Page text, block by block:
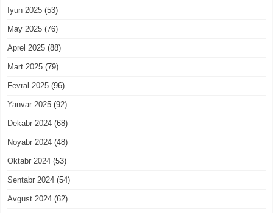
Iyun 2025 (53)
May 2025 (76)
Aprel 2025 (88)
Mart 2025 (79)
Fevral 2025 (96)
Yanvar 2025 (92)
Dekabr 2024 (68)
Noyabr 2024 (48)
Oktabr 2024 (53)
Sentabr 2024 (54)
Avgust 2024 (62)